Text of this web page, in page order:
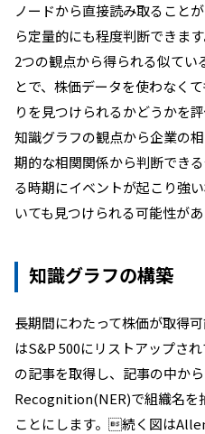
ノードから直接読み取ること
ら定量的にも程度判断できます
2つの観点から得られる似てい
とで、株価データを使わなく
りを見つけられるかどうかを
知識グラフの観点から企業の
期的な相関関係から判断でき
る時期にイベントが起こり強
いても見つけられる可能性があ
知識グラフの構築
長期間にわたって株価が取得
はS&P 500にリストアップさ
の記事を取得し、記事の中か
Recognition(NER)で組織名を
ことにします。続く図は